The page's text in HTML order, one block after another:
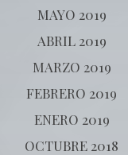
MAYO 2019
ABRIL 2019
MARZO 2019
FEBRERO 2019
ENERO 2019
OCTUBRE 2018